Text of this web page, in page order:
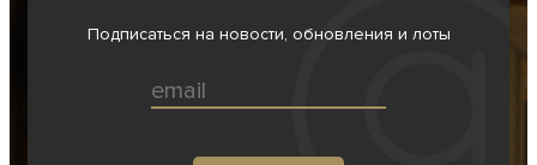
Подписаться на новости, обновления и лоты